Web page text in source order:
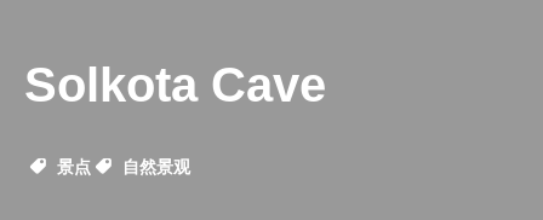
Solkota Cave
景点 自然景观